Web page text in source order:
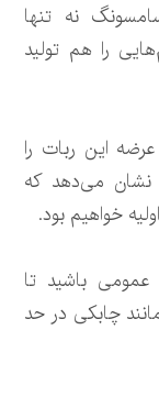
نه تنها
را هم تولید
این ربات را
نشان می‌دهد که
خواهیم بود.
باشید تا
چابکی در حد